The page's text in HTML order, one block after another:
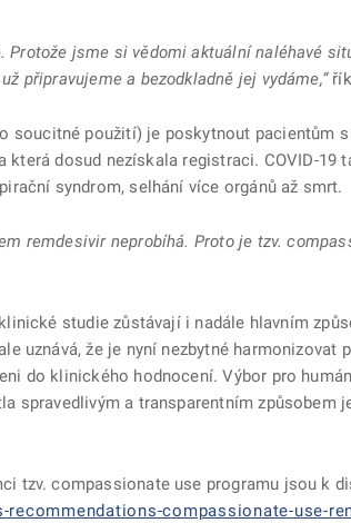
Protože jsme si vědomi aktuální naléhavé
připravujeme a bezodkladně jej vydáme,“
soucitné použití) je poskytnout pacientům
dosud nezískala registraci. COVID-19
syndrom, selhání více orgánů až smrt.
remdesivir neprobíhá. Proto je tzv.
studie zůstávají i nadále hlavním
uznává, že je nyní nezbytné harmonizovat
do klinického hodnocení. Výbor pro
spravedlivým a transparentním způsobem
tzv. compassionate use programu jsou k
compassionate-use-